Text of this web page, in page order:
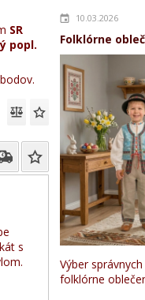
10.03.2026
Folklórne
Výber
folklórne
SR
popl.
s